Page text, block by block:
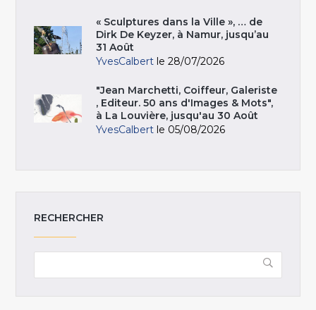
« Sculptures dans la Ville », … de
Dirk De Keyzer, à Namur, jusqu’au
31 Août
YvesCalbert le 28/07/2026
"Jean Marchetti, Coiffeur, Galeriste
, Editeur. 50 ans d'Images & Mots",
à La Louvière, jusqu'au 30 Août
YvesCalbert le 05/08/2026
RECHERCHER